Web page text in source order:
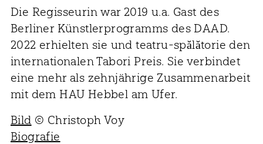
Die Regisseurin war 2019 u.a. Gast des
Berliner Künstlerprogramms des DAAD.
2022 erhielten sie und teatru-spălătorie den
internationalen Tabori Preis. Sie verbindet
eine mehr als zehnjährige Zusammenarbeit
mit dem HAU Hebbel am Ufer.
Bild © Christoph Voy
Biografie